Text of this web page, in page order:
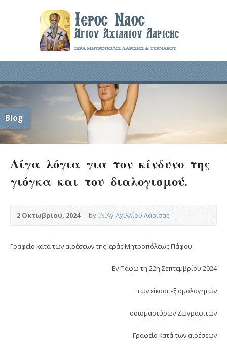
Blog
Λίγα λόγια για τον κίνδυνο της
γιόγκα και του διαλογισμού.
2 Οκτωβρίου, 2024 byΙ.Ν.Αγ.Αχιλλίου Λάρισας
Γραφείο κατά των αιρέσεων της Ιεράς Μητροπόλεως Πάφου.
Εν Πάφω τη 22η Σεπτεμβρίου 2024
των είκοσι εξ ομολογητών
οσιομαρτύρων Ζωγραφιτών
Γραφείο κατά των αιρέσεων